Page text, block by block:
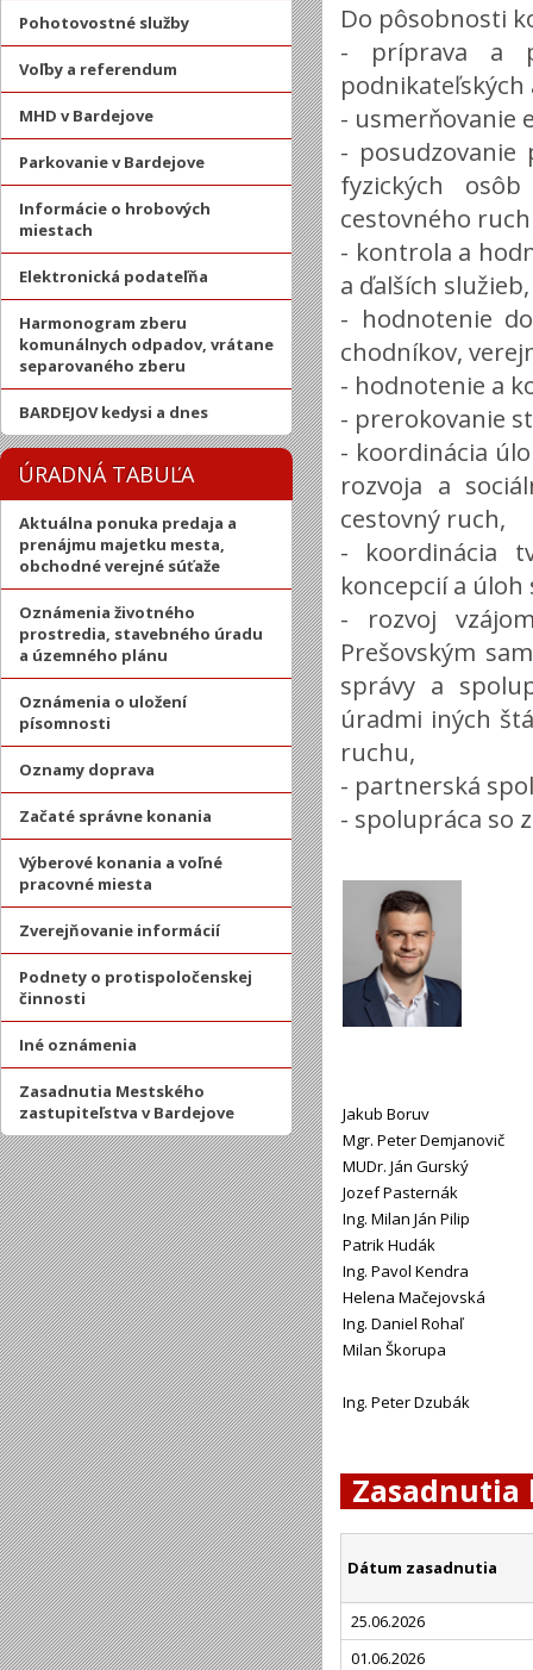
Pohotovostné služby
Voľby a referendum
MHD v Bardejove
Parkovanie v Bardejove
Informácie o hrobových
miestach
Elektronická podateľňa
Harmonogram zberu
komunálnych odpadov, vrátane
separovaného zberu
BARDEJOV kedysi a dnes
ÚRADNÁ TABUĽA
Aktuálna ponuka predaja a
prenájmu majetku mesta,
obchodné verejné súťaže
Oznámenia životného
prostredia, stavebného úradu
a územného plánu
Oznámenia o uložení
písomnosti
Oznamy doprava
Začaté správne konania
Výberové konania a voľné
pracovné miesta
Zverejňovanie informácií
Podnety o protispoločenskej
činnosti
Iné oznámenia
Zasadnutia Mestského
zastupiteľstva v Bardejove
Do pôsobnosti
- príprava a
- usmerňovanie
- posudzovanie
fyzických
cestovného
- kontrola a
a ďalších služieb,
- hodnotenie
chodníkov,
- hodnotenie a
- prerokovanie
- koordinácia
rozvoja a
cestovný ruch,
- koordinácia
koncepcií a
- rozvoj
Prešovským
správy a
úradmi iných
ruchu,
- partnerská
- spolupráca so
Jakub Boruv
Mgr. Peter Demjanovič
MUDr. Ján Gurský
Jozef Pasternák
Ing. Milan Ján Pilip
Patrik Hudák
Ing. Pavol Kendra
Helena Mačejovská
Ing. Daniel Rohaľ
Milan Škorupa
Ing. Peter Dzubák
Zasadnutia
Dátum zasadnutia
25.06.2026
01.06.2026